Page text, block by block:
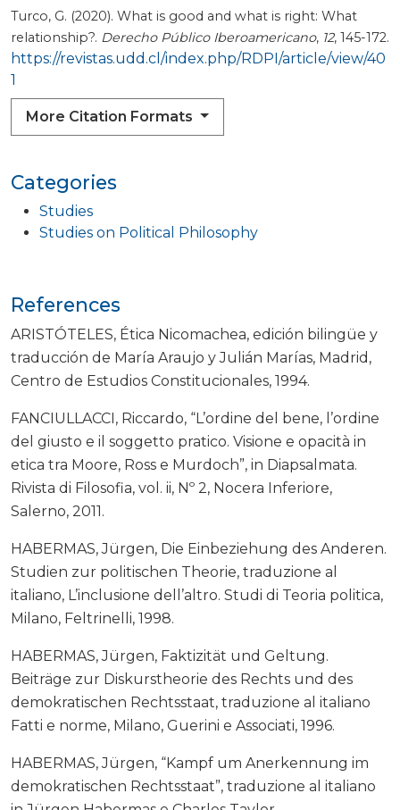
Categories
Studies
Studies on Political Philosophy
Turco, G. (2020). What is good and what is right: What
relationship?. Derecho Público Iberoamericano, 12, 145-172.
https://revistas.udd.cl/index.php/RDPI/article/view/40
1
More Citation Formats
References
ARISTÓTELES, Ética Nicomachea, edición bilingüe y
traducción de María Araujo y Julián Marías, Madrid,
Centro de Estudios Constitucionales, 1994.
FANCIULLACCI, Riccardo, “L’ordine del bene, l’ordine
del giusto e il soggetto pratico. Visione e opacità in
etica tra Moore, Ross e Murdoch”, in Diapsalmata.
Rivista di Filosofia, vol. ii, Nº 2, Nocera Inferiore,
Salerno, 2011.
HABERMAS, Jürgen, Die Einbeziehung des Anderen.
Studien zur politischen Theorie, traduzione al
italiano, L’inclusione dell’altro. Studi di Teoria politica,
Milano, Feltrinelli, 1998.
HABERMAS, Jürgen, Faktizität und Geltung.
Beiträge zur Diskurstheorie des Rechts und des
demokratischen Rechtsstaat, traduzione al italiano
Fatti e norme, Milano, Guerini e Associati, 1996.
HABERMAS, Jürgen, “Kampf um Anerkennung im
demokratischen Rechtsstaat”, traduzione al italiano